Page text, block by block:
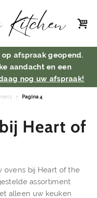
afspraak geopend.
aandacht en een
nog uw afspraak!
Pagina 4
Heart of
ovens bij Heart of the
assortiment
alleen uw keuken